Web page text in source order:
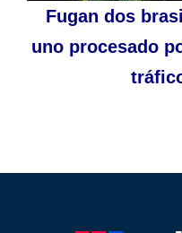
Fugan dos
uno procesado